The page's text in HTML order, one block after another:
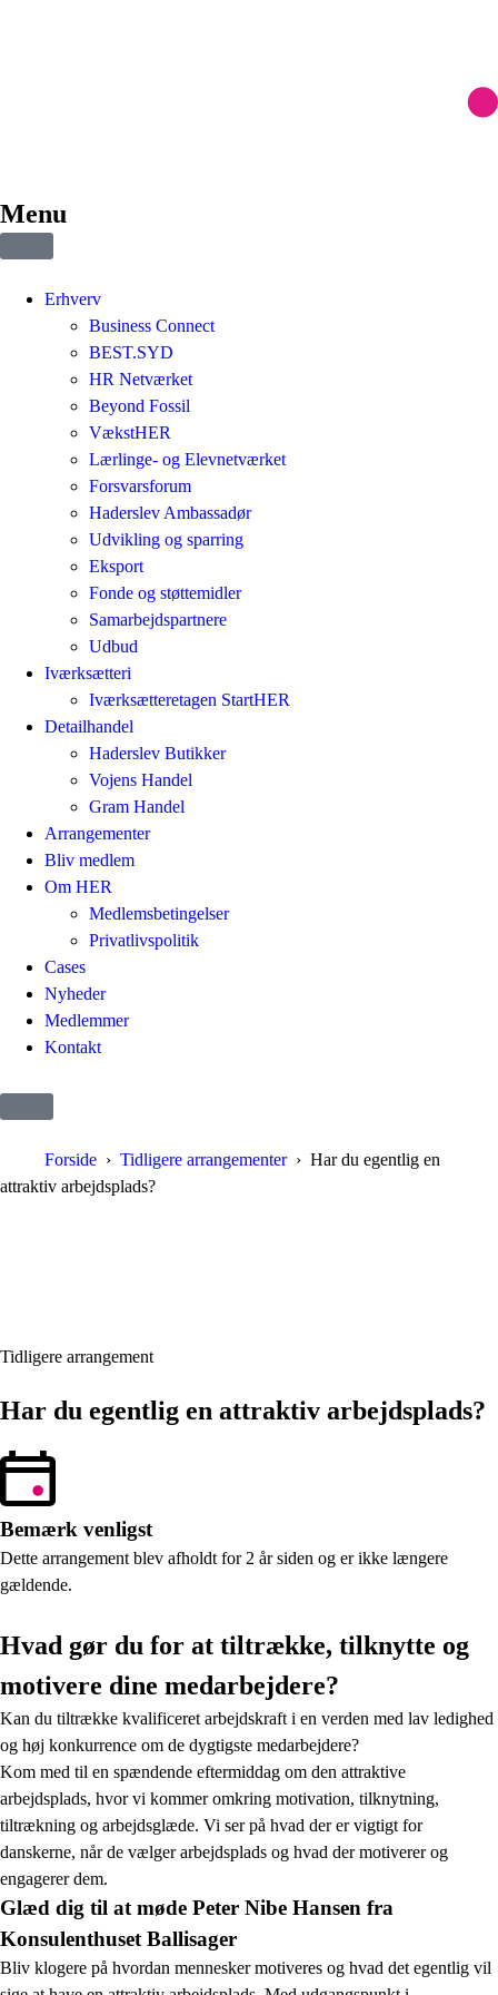
Menu
Erhverv
Business Connect
BEST.SYD
HR Netværket
Beyond Fossil
VækstHER
Lærlinge- og Elevnetværket
Forsvarsforum
Haderslev Ambassadør
Udvikling og sparring
Eksport
Fonde og støttemidler
Samarbejdspartnere
Udbud
Iværksætteri
Iværksætteretagen StartHER
Detailhandel
Haderslev Butikker
Vojens Handel
Gram Handel
Arrangementer
Bliv medlem
Om HER
Medlemsbetingelser
Privatlivspolitik
Cases
Nyheder
Medlemmer
Kontakt
Forside Tidligere arrangementer
Har du egentlig en
attraktiv arbejdsplads?
Tidligere arrangement
Har du egentlig en attraktiv arbejdsplads?
Bemærk venligst
Dette arrangement blev afholdt for 2 år siden og er ikke længere
gældende.
Hvad gør du for at tiltrække, tilknytte og
motivere dine medarbejdere?
Kan du tiltrække kvalificeret arbejdskraft i en verden med lav ledighed
og høj konkurrence om de dygtigste medarbejdere?
Kom med til en spændende eftermiddag om den attraktive
arbejdsplads, hvor vi kommer omkring motivation, tilknytning,
tiltrækning og arbejdsglæde. Vi ser på hvad der er vigtigt for
danskerne, når de vælger arbejdsplads og hvad der motiverer og
engagerer dem.
Glæd dig til at møde Peter Nibe Hansen fra
Konsulenthuset Ballisager
Bliv klogere på hvordan mennesker motiveres og hvad det egentlig vil